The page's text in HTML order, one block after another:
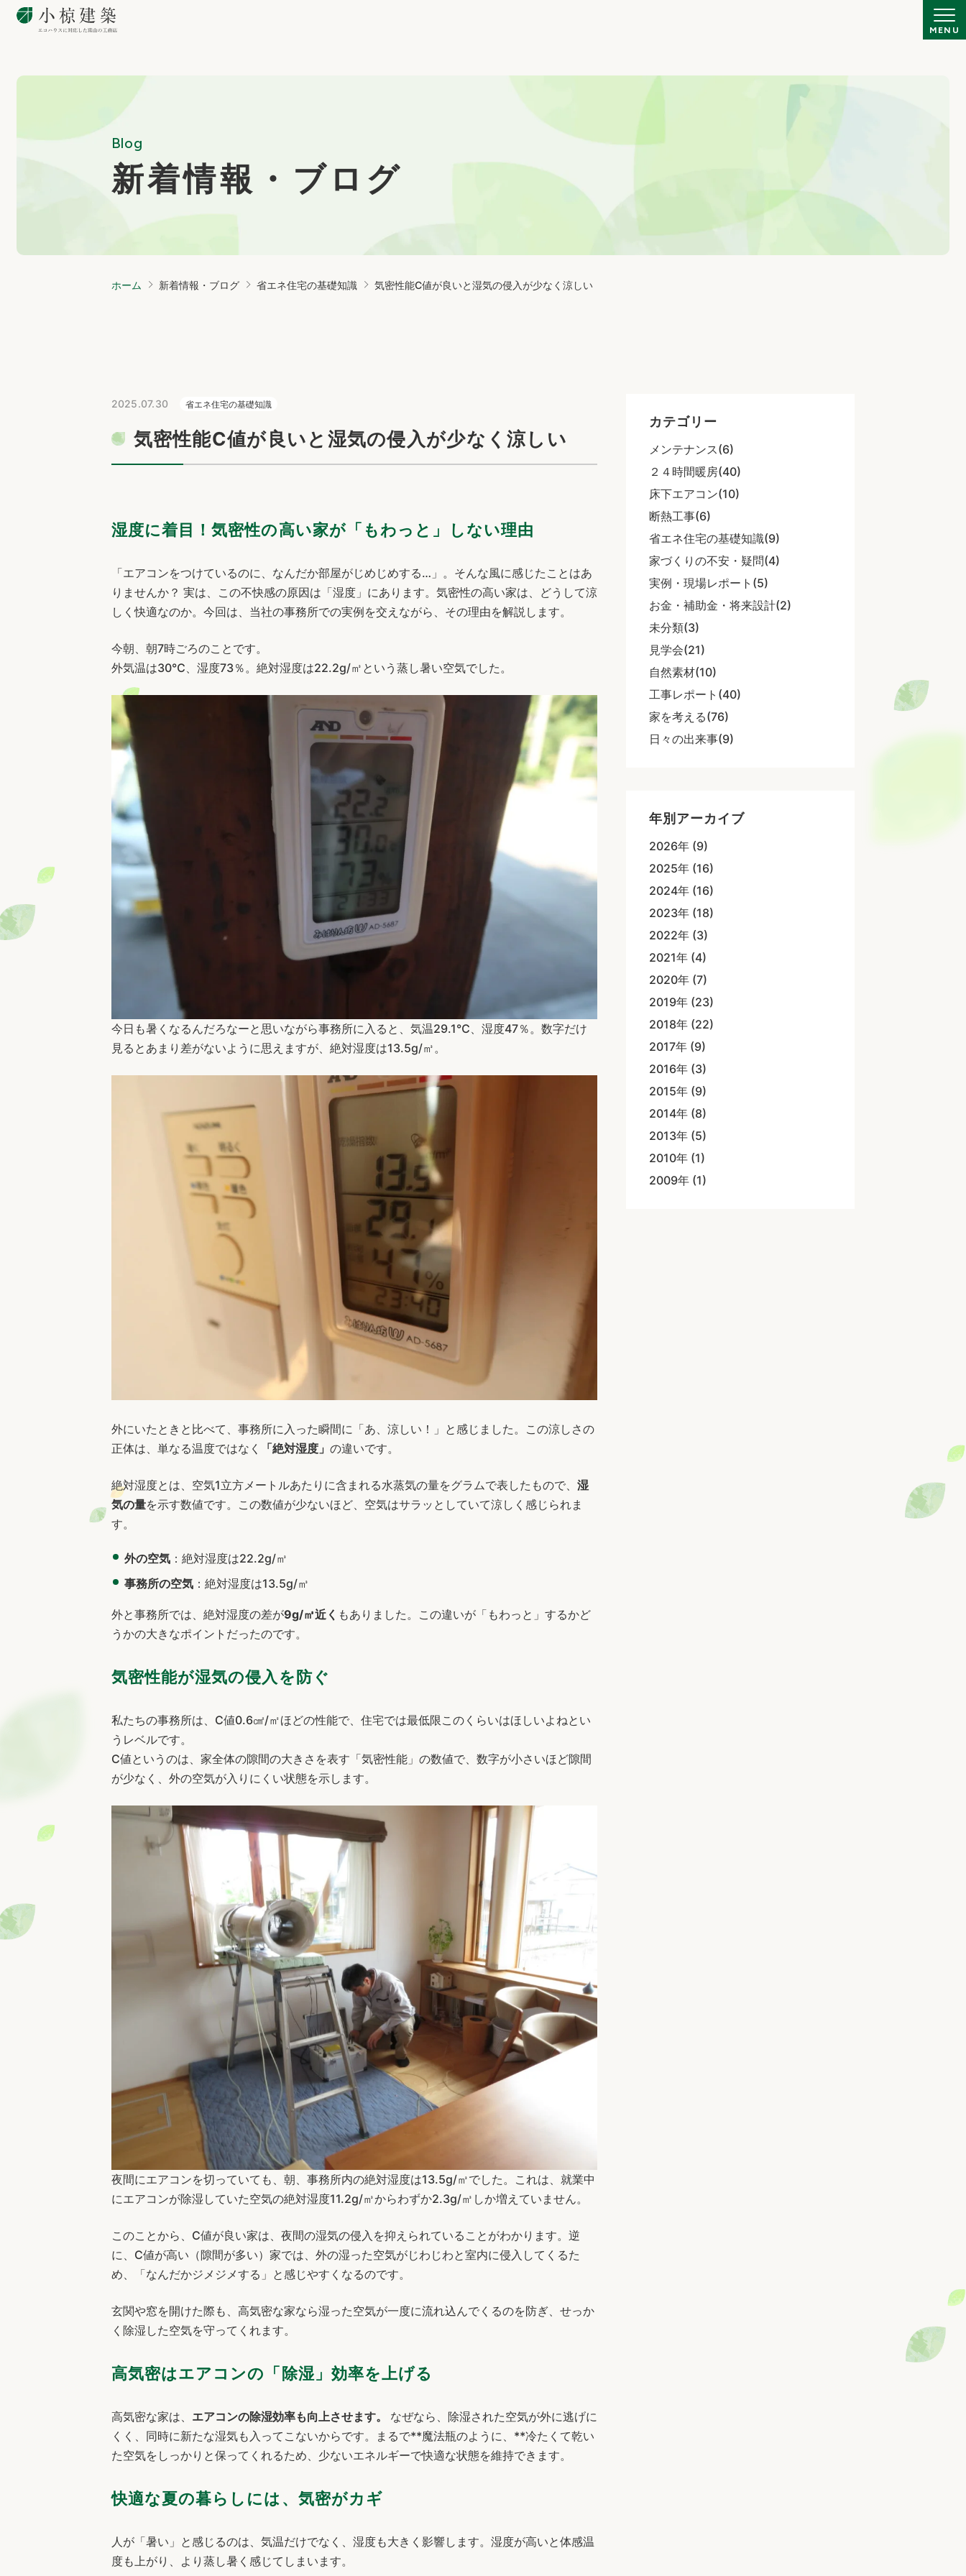
Blog
新着情報・ブログ
ホーム 新着情報・ブログ 省エネ住宅の基礎知識 気密性能C値が良いと湿気の侵入が少なく涼しい
2025.07.30 省エネ住宅の基礎知識
気密性能C値が良いと湿気の侵入が少なく涼しい
湿度に着目！気密性の高い家が「もわっと」しない理由
「エアコンをつけているのに、なんだか部屋がじめじめする…」。そんな風に感じたことはあ
りませんか？ 実は、この不快感の原因は「湿度」にあります。気密性の高い家は、どうして涼
しく快適なのか。今回は、当社の事務所での実例を交えながら、その理由を解説します。
今朝、朝7時ごろのことです。
外気温は30℃、湿度73％。絶対湿度は22.2g/㎥という蒸し暑い空気でした。
今日も暑くなるんだろなーと思いながら事務所に入ると、気温29.1℃、湿度47％。数字だけ
見るとあまり差がないように思えますが、絶対湿度は13.5g/㎥。
外にいたときと比べて、事務所に入った瞬間に「あ、涼しい！」と感じました。この涼しさの
正体は、単なる温度ではなく
「絶対湿度」 の違いです。
絶対湿度とは、空気1立方メートルあたりに含まれる水蒸気の量をグラムで表したもので、 湿
気の量を示す数値です。この数値が少ないほど、空気はサラッとしていて涼しく感じられま
す。
外の空気：絶対湿度は22.2g/㎥
事務所の空気：絶対湿度は13.5g/㎥
外と事務所では、絶対湿度の差が9g/㎥近く もありました。この違いが「もわっと」するかど
うかの大きなポイントだったのです。
気密性能が湿気の侵入を防ぐ
私たちの事務所は、C値0.6㎠/㎡ほどの性能で、住宅では最低限このくらいはほしいよねとい
うレベルです。
C値というのは、家全体の隙間の大きさを表す「気密性能」の数値で、数字が小さいほど隙間
が少なく、外の空気が入りにくい状態を示します。
夜間にエアコンを切っていても、朝、事務所内の絶対湿度は13.5g/㎥でした。これは、就業中
にエアコンが除湿していた空気の絶対湿度11.2g/㎥からわずか2.3g/㎥しか増えていません。
このことから、C値が良い家は、夜間の湿気の侵入を抑えられていることがわかります。逆
に、C値が高い（隙間が多い）家では、外の湿った空気がじわじわと室内に侵入してくるた
め、「なんだかジメジメする」と感じやすくなるのです。
玄関や窓を開けた際も、高気密な家なら湿った空気が一度に流れ込んでくるのを防ぎ、せっか
く除湿した空気を守ってくれます。
高気密はエアコンの「除湿」効率を上げる
高気密な家は、 エアコンの除湿効率も向上させます。
なぜなら、除湿された空気が外に逃げに
くく、同時に新たな湿気も入ってこないからです。まるで**魔法瓶のように、**冷たくて乾い
た空気をしっかりと保ってくれるため、少ないエネルギーで快適な状態を維持できます。
快適な夏の暮らしには、気密がカギ
人が「暑い」と感じるのは、気温だけでなく、湿度も大きく影響します。湿度が高いと体感温
度も上がり、より蒸し暑く感じてしまいます。
カテゴリー
メンテナンス(6)
２４時間暖房(40)
床下エアコン(10)
断熱工事(6)
省エネ住宅の基礎知識(9)
家づくりの不安・疑問(4)
実例・現場レポート(5)
お金・補助金・将来設計(2)
未分類(3)
見学会(21)
自然素材(10)
工事レポート(40)
家を考える(76)
日々の出来事(9)
年別アーカイブ
2026年 (9)
2025年 (16)
2024年 (16)
2023年 (18)
2022年 (3)
2021年 (4)
2020年 (7)
2019年 (23)
2018年 (22)
2017年 (9)
2016年 (3)
2015年 (9)
2014年 (8)
2013年 (5)
2010年 (1)
2009年 (1)